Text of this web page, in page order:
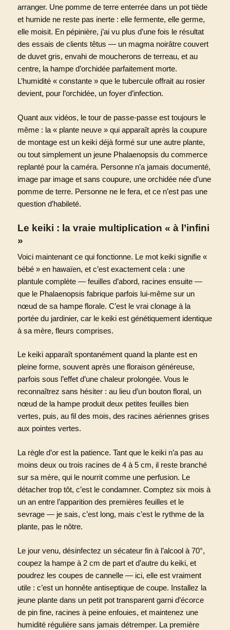
arranger. Une pomme de terre enterrée dans un pot tiède
et humide ne reste pas inerte : elle fermente, elle germe,
elle moisit. En pépinière, j’ai vu plus d’une fois le résultat
des essais de clients têtus — un magma noirâtre couvert
de duvet gris, envahi de moucherons de terreau, et au
centre, la hampe d’orchidée parfaitement morte.
L’humidité « constante » que le tubercule offrait au rosier
devient, pour l’orchidée, un foyer d’infection.
Quant aux vidéos, le tour de passe-passe est toujours le
même : la « plante neuve » qui apparaît après la coupure
de montage est un keiki déjà formé sur une autre plante,
ou tout simplement un jeune Phalaenopsis du commerce
replanté pour la caméra. Personne n’a jamais documenté,
image par image et sans coupure, une orchidée née d’une
pomme de terre. Personne ne le fera, et ce n’est pas une
question d’habileté.
Le keiki : la vraie multiplication « à l’infini
»
Voici maintenant ce qui fonctionne. Le mot keiki signifie «
bébé » en hawaïen, et c’est exactement cela : une
plantule complète — feuilles d’abord, racines ensuite —
que le Phalaenopsis fabrique parfois lui-même sur un
nœud de sa hampe florale. C’est le vrai clonage à la
portée du jardinier, car le keiki est génétiquement identique
à sa mère, fleurs comprises.
Le keiki apparaît spontanément quand la plante est en
pleine forme, souvent après une floraison généreuse,
parfois sous l’effet d’une chaleur prolongée. Vous le
reconnaîtrez sans hésiter : au lieu d’un bouton floral, un
nœud de la hampe produit deux petites feuilles bien
vertes, puis, au fil des mois, des racines aériennes grises
aux pointes vertes.
La règle d’or est la patience. Tant que le keiki n’a pas au
moins deux ou trois racines de 4 à 5 cm, il reste branché
sur sa mère, qui le nourrit comme une perfusion. Le
détacher trop tôt, c’est le condamner. Comptez six mois à
un an entre l’apparition des premières feuilles et le
sevrage — je sais, c’est long, mais c’est le rythme de la
plante, pas le nôtre.
Le jour venu, désinfectez un sécateur fin à l’alcool à 70°,
coupez la hampe à 2 cm de part et d’autre du keiki, et
poudrez les coupes de cannelle — ici, elle est vraiment
utile : c’est un honnête antiseptique de coupe. Installez la
jeune plante dans un petit pot transparent garni d’écorce
de pin fine, racines à peine enfouies, et maintenez une
humidité régulière sans jamais détremper. La première